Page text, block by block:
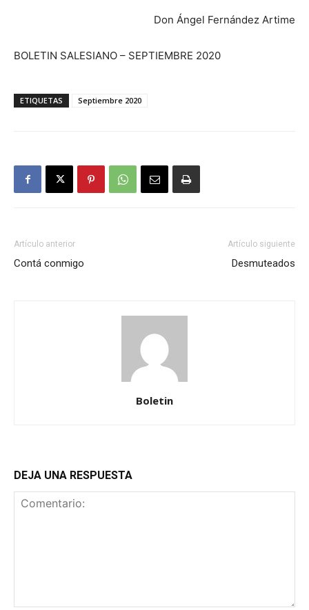
Don Ángel Fernández Artime
BOLETIN SALESIANO – SEPTIEMBRE 2020
ETIQUETAS Septiembre 2020
Artículo anterior
Contá conmigo
Artículo siguiente
Desmuteados
Boletin
DEJA UNA RESPUESTA